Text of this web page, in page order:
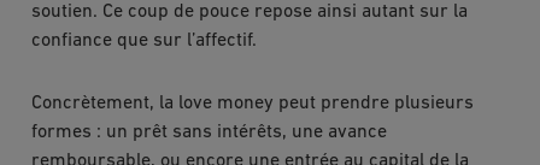
soutien. Ce coup de pouce repose ainsi autant sur la
confiance que sur l’affectif.
Concrètement, la love money peut prendre plusieurs
formes : un prêt sans intérêts, une avance
remboursable, ou encore une entrée au capital de la